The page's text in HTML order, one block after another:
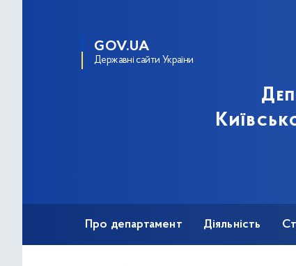
GOV.UA
Державні сайти України
Про департамент Діяльність